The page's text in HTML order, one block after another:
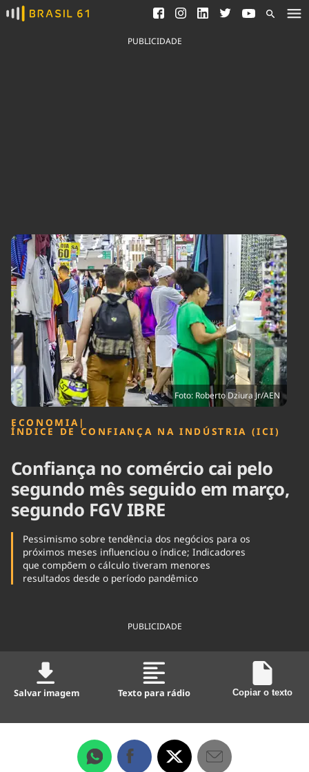
Ver todas as notícias
Saneamento
Indicadores
Agronegócios
Brasil
Brasil Mineral
Ciência &
Tecnologia
Cinema
Comportamento
Cultura
Economia
Educação
Infraestrutura
Internacional
Meio Ambiente
Podcast
Política
Saúde
Tempo
PUBLICIDADE
Foto: Roberto Dziura Jr/AEN
ECONOMIA |
ÍNDICE DE CONFIANÇA NA INDÚSTRIA (ICI)
Confiança no comércio cai pelo
segundo mês seguido em março,
segundo FGV IBRE
Pessimismo sobre tendência dos negócios para os
próximos meses influenciou o índice; Indicadores
que compõem o cálculo tiveram menores
resultados desde o período pandêmico
PUBLICIDADE
Salvar imagem Texto para rádio Copiar o texto